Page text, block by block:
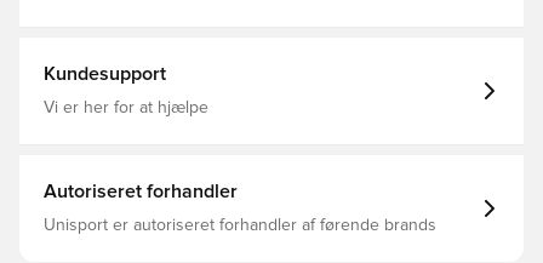
(Fun/001)
Kundesupport
Vi er her for at hjælpe
Autoriseret forhandler
Unisport er autoriseret forhandler af førende brands